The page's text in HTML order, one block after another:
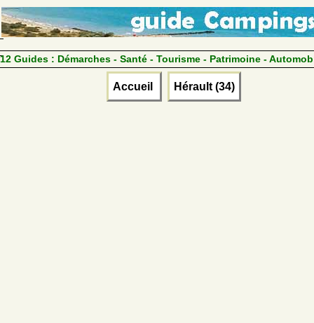
12 Guides : Démarches - Santé - Tourisme - Patrimoine -
Accueil Hérault (34)